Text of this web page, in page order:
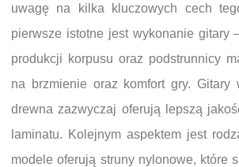
uwagę na kilka kluczowych cech
pierwsze istotne jest wykonanie gitary
produkcji korpusu oraz podstrunnicy
na brzmienie oraz komfort gry. Gitary
drewna zazwyczaj oferują lepszą
laminatu. Kolejnym aspektem jest
modele oferują struny nylonowe, które